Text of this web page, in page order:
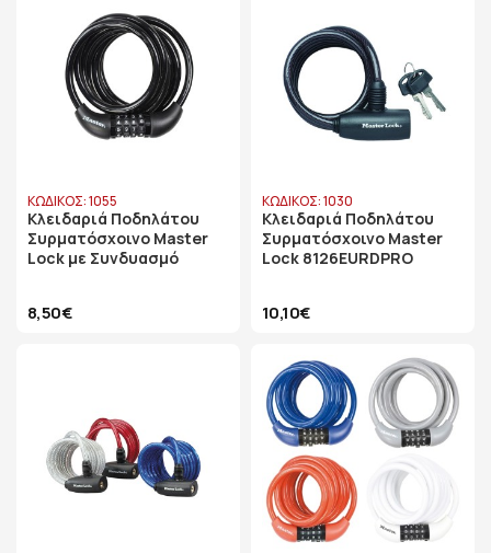
ΚΩΔΙΚΟΣ: 1055
Κλειδαριά Ποδηλάτου
Συρματόσχοινο Master
Lock με Συνδυασμό
8,50€
ΚΩΔΙΚΟΣ: 1030
Κλειδαριά Ποδηλάτου
Συρματόσχοινο Master
Lock 8126EURDPRO
10,10€